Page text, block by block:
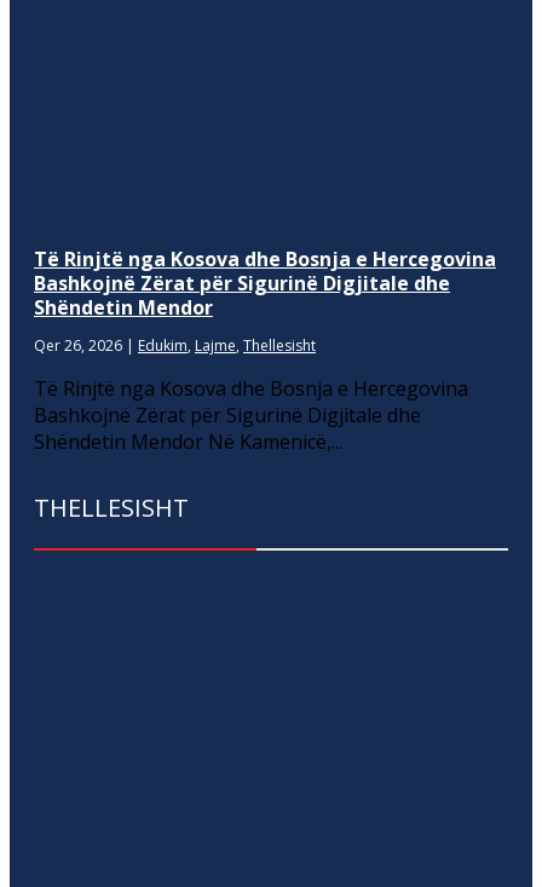
Të Rinjtë nga Kosova dhe Bosnja e Hercegovina
Bashkojnë Zërat për Sigurinë Digjitale dhe
Shëndetin Mendor
Qer 26, 2026 | Edukim, Lajme, Thellesisht
Të Rinjtë nga Kosova dhe Bosnja e Hercegovina
Bashkojnë Zërat për Sigurinë Digjitale dhe
Shëndetin Mendor Në Kamenicë,...
THELLESISHT